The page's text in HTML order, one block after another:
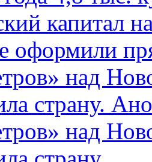
капитал
оформили
над
страну.
над